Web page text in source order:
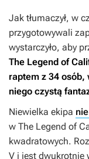
Jak tłumaczył, w
przygotowywali
wystarczyło, aby
The Legend of
raptem z 34
niego czystą
Niewielka ekipa
w The Legend of
kwadratowych.
V i jest dwukrotnie